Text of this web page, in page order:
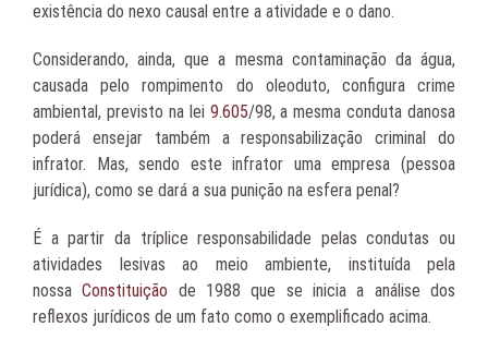
existência do nexo causal entre a atividade e o dano.
Considerando, ainda, que a mesma contaminação da água,
causada pelo rompimento do oleoduto, configura crime
ambiental, previsto na lei 9.605/98, a mesma conduta danosa
poderá ensejar também a responsabilização criminal do
infrator. Mas, sendo este infrator uma empresa (pessoa
jurídica), como se dará a sua punição na esfera penal?
É a partir da tríplice responsabilidade pelas condutas ou
atividades lesivas ao meio ambiente, instituída pela
nossaConstituição de 1988 que se inicia a análise dos
reflexos jurídicos de um fato como o exemplificado acima.